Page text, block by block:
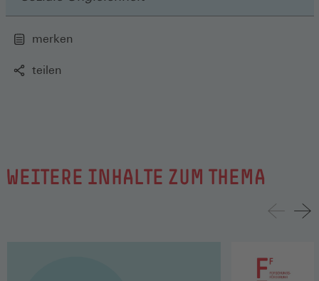
merken
teilen
WEITERE INHALTE ZUM THEMA